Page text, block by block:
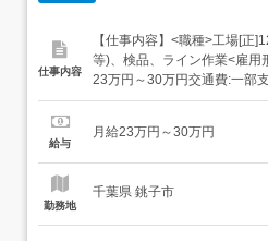
仕事内容
【仕事内容】<職種>工場[正
等)、検品、ライン作業<雇用
23万円～30万円交通費:一部
～30万円<月収例>月収28万
出勤手当・昇給<入社時の想
給与
月給23万円～30万円
勤務地
千葉県 銚子市